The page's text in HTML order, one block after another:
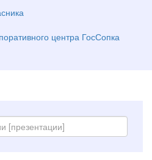
центра ГосСопка